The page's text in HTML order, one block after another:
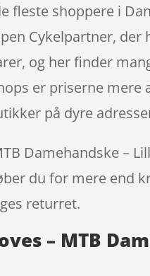
fleste shoppere i
Cykelpartner,
og her finder
er priserne
på dyre
Damehandske –
du for mere end
returret.
– MTB